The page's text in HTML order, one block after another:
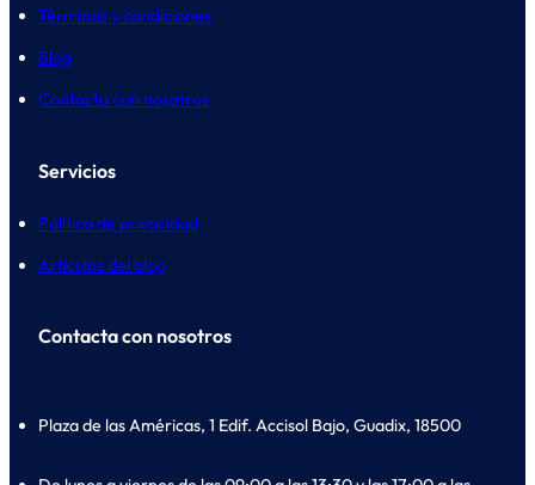
Términos y condiciones
Blog
Contacta con nosotros
Servicios
Política de privacidad
Artículos del blog
Contacta con nosotros
Plaza de las Américas, 1 Edif. Accisol Bajo, Guadix, 18500